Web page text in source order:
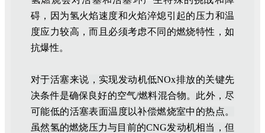
碍，因为氢火焰速度和火焰淬熄引起的压力和温
度应力较高，而且必须考虑不同的燃烧特性，如
抗爆性。
对于活塞来说，实现发动机低NOx排放的关键先
决条件是确保良好的空气/燃料混合物。 此外，尽
可能低的活塞表面温度以补偿燃烧室中的热点。
虽然氢的燃烧压力与目前的CNG发动机相当，但